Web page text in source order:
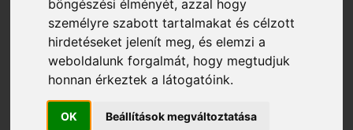
böngészési élményét, azzal hogy
személyre szabott tartalmakat és célzott
hirdetéseket jelenít meg, és elemzi a
weboldalunk forgalmát, hogy megtudjuk
honnan érkeztek a látogatóink.
OK Beállítások megváltoztatása
profitnövekedést érhet el ezáltal.
AZ EAGRO KFT
MEZŐGAZDASÁGI
GÉPKÍNÁLATA